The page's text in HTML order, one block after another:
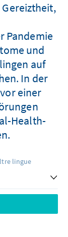
Pandemie
und
auf
In der
einer
Health-
lingue